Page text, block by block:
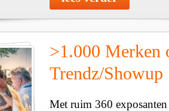
>1.000 Merken
Trendz/Showup
Met ruim 360